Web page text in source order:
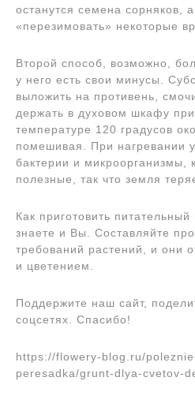
останутся семена сорняков,
«перезимовать» некоторые
Второй способ, возможно,
у него есть свои минусы.
выложить на противень,
держать в духовом шкафу
температуре 120 градусов
помешивая. При нагревании
бактерии и микроорганизмы,
полезные, так что земля
Как приготовить
знаете и Вы. Составляйте
требований растений, и они
и цветением.
Поддержите наш сайт,
соцсетях. Спасибо!
https://flowery-blog.ru/
peresadka/grunt-dlya-cvetov-